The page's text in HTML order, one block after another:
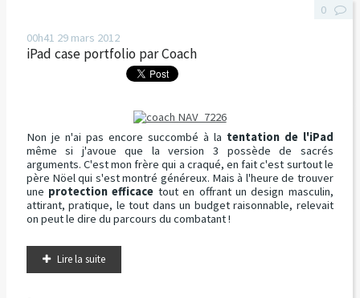
00h41 29 mars 2012
iPad case portfolio par Coach
Non je n'ai pas encore succombé à la tentation de l'iPad
même si j'avoue que la version 3 possède de sacrés
arguments. C'est mon frère qui a craqué, en fait c'est surtout le
père Nöel qui s'est montré généreux. Mais à l'heure de trouver
une protection efficace tout en offrant un design masculin,
attirant, pratique, le tout dans un budget raisonnable, relevait
on peut le dire du parcours du combatant !
Lire la suite
0